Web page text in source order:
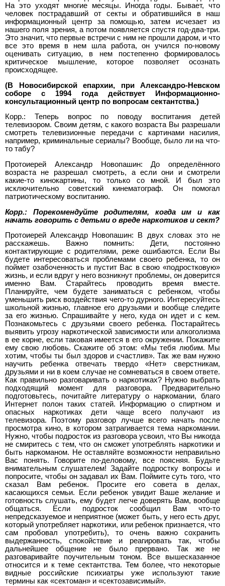
На это уходят многие месяцы. Иногда годы. Бывает, что
человек пострадавший от секты и обратившийся в наш
информационный центр за помощью, затем исчезает из
нашего поля зрения, а потом появляется спустя год-два-три.
Это значит, что первые встречи с ним не прошли даром, и что
все это время в нем шла работа, он учился по-новому
оценивать ситуацию, в нем постепенно формировалось
критическое мышление, которое позволяет осознать
происходящее.
(В Новосибирской епархии, при Александро-Невском
соборе с 1994 года действует Информационно-
консультационный центр по вопросам сектантства.)
Корр.: Теперь вопрос по поводу воспитания детей
телевизором. Своим детям, с какого возраста Вы разрешали
смотреть телевизионные передачи с картинами насилия,
например, криминальные сериалы? Вообще, было ли на что-
то табу?
Протоиерей Александр Новопашин: До определённого
возраста не разрешал смотреть, а если они и смотрели
какие-то кинокартины, то только со мной. И был это
исключительно советский кинематограф. Он помогал
патриотическому воспитанию.
Корр.: Порекомендуйте родителям, когда им и как
начать говорить с детьми о вреде наркотиков и сект?
Протоиерей Александр Новопашин: В двух словах это не
расскажешь. Важно помнить: Дети, постоянно
контактирующие с родителями, реже ошибаются. Если Вы
будете интересоваться проблемами своего ребенка, то он
поймет озабоченность и пустит Вас в свою «подростковую»
жизнь, и если вдруг у него возникнут проблемы, он доверится
именно Вам. Старайтесь проводить время вместе.
Планируйте, чем будете заниматься с ребенком, чтобы
уменьшить риск воздействия чего-то дурного. Интересуйтесь
школьной жизнью, главное его друзьями и вообще следите
за его жизнью. Спрашивайте у него, куда он идет и с кем.
Познакомьтесь с друзьями своего ребенка. Постарайтесь
выявить угрозу наркотической зависимости или алкоголизма
в ее корне, если таковая имеется в его окружении. Покажите
ему свою любовь. Скажите об этом: «Мы тебя любим. Мы
хотим, чтобы ты был здоров и счастлив». Так же вам нужно
научить ребенка отвечать твердо «Нет» сверстникам,
друзьями и ни в коем случае не сомневаться в своем ответе.
Как правильно разговаривать о наркотиках? Нужно выбрать
подходящий момент для разговора. Предварительно
подготовьтесь, почитайте литературу о наркомании, благо
Интернет полон таких статей. Информацию о спиртном и
опасных наркотиках дети чаще всего получают из
телевизора. Поэтому разговор лучше всего начать после
просмотра кино, в котором затрагивается тема наркомании.
Нужно, чтобы подросток из разговора усвоил, что Вы никогда
не смиритесь с тем, что он сможет употреблять наркотики и
быть наркоманом. Не оставляйте возможности неправильно
Вас понять. Говорите по-деловому, все поясняя. Будьте
внимательным слушателем! Задайте подростку вопросы и
попросите, чтобы он задавал их Вам. Поймите суть того, что
сказал Вам ребенок. Просите его совета в делах,
касающихся семьи. Если ребенок увидит Ваше желание и
готовность слушать, ему будет легче доверять Вам, вообще
общаться. Если подросток сообщил Вам что-то
непредсказуемое и неприятное (может быть, у него есть друг,
который употребляет наркотики, или ребенок признается, что
сам пробовал употребить), то очень важно сохранить
выдержанность, спокойствие и реагировать так, чтобы
дальнейшее общение не было прервано. Так же не
разговаривайте поучительным тоном. Все вышесказанное
относится и к теме сектантства. Тем более, что некоторые
видные российские психиатры уже используют такие
термины как «сектоман» и «сектозависимый».